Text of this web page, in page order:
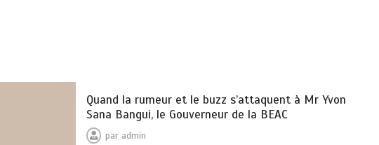
Quand la rumeur et le buzz s’attaquent à Mr Yvon
Sana Bangui, le Gouverneur de la BEAC
par admin